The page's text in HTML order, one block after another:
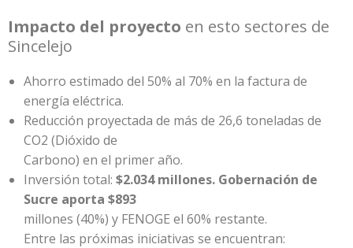
Impacto del proyecto en esto sectores de
Sincelejo
Ahorro estimado del 50% al 70% en la factura de
energía eléctrica.
Reducción proyectada de más de 26,6 toneladas de
CO2 (Dióxido de
Carbono) en el primer año.
Inversión total: $2.034 millones. Gobernación de
Sucre aporta $893
millones (40%) y FENOGE el 60% restante.
Entre las próximas iniciativas se encuentran: